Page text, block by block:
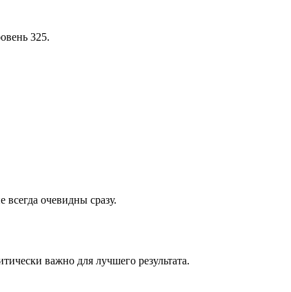
325.
очевидны сразу.
важно для лучшего результата.